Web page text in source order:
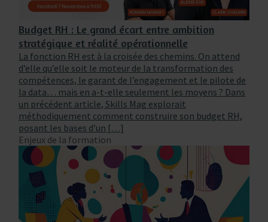
Budget RH : Le grand écart entre ambition
stratégique et réalité opérationnelle
La fonction RH est à la croisée des chemins. On attend
d’elle qu’elle soit le moteur de la transformation des
compétences, le garant de l’engagement et le pilote de
la data… mais en a-t-elle seulement les moyens ? Dans
un précédent article, Skills Mag explorait
méthodiquement comment construire son budget RH,
posant les bases d’un […]
Enjeux de la formation